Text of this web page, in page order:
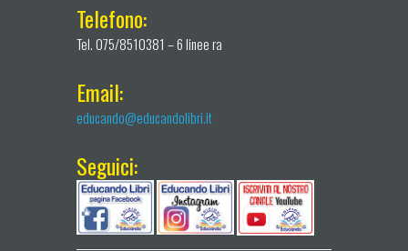
Telefono:
Tel. 075/8510381 – 6 linee ra
Email:
educando@educandolibri.it
Seguici: